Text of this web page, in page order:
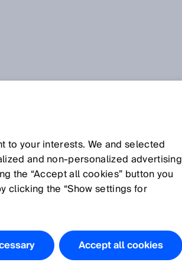
your interests. We and selected
and non‑personalized advertising
the “Accept all cookies” button you
clicking the “Show settings for
Accept all cookies